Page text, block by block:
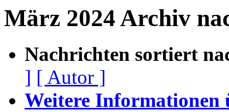
März 2024 Archiv
Nachrichten sortiert
] [ Autor ]
Weitere Informationen